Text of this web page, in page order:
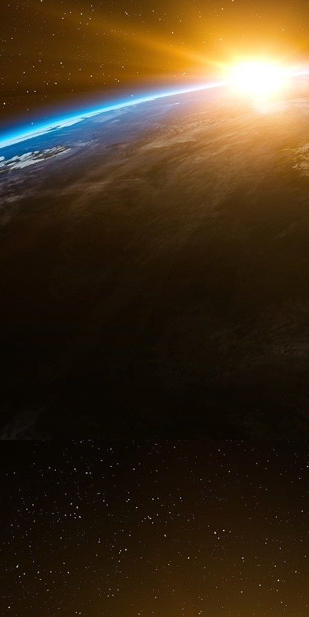
Mercredi, l’exaspération d’une jeune
Beyrouth pour récupérer ses
d’hospitalisation de sa sœur atteinte d’un
Le même jour, un homme a braqué une
capitale. Et vendredi à la mi-journée, pas
recensés – trois à Beyrouth et deux dans le
Tôt le matin, un homme de 50 ans et son fils
dans une succursale de la Byblos Bank à
ville du sud, ont indiqué à l’AFP une source
l’incident.
Le quinquagénaire a menacé les employés
Dans la banlieue sud de Beyrouth, un
déclaré avoir pu retirer une somme de 20
À Chhim, dans le sud, un lieutenant retraité
parmi lesquels le directeur de la banque
certains médias.
Le retraité aurait refusé, exigeant
des coups de feu auraient été tirés.
En août, un épargnant a été acclamé par
banque à Beyrouth, réclamant, fusil à la